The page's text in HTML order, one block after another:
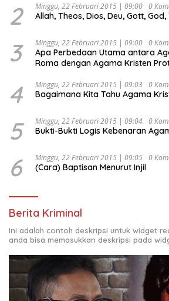
2 Minggu, 22 Februari 2015 | 09:00 0
Allah, Theos, Dios, Deu, Gott, God,
3 Minggu, 22 Februari 2015 | 09:00 0
Apa Perbedaan Utama antara
Roma dengan Agama Kristen
4 Minggu, 22 Februari 2015 | 09:03 0
Bagaimana Kita Tahu Agama
5 Minggu, 22 Februari 2015 | 09:04 0
Bukti-Bukti Logis Kebenaran
6 Minggu, 22 Februari 2015 | 09:05 0
(Cara) Baptisan Menurut Injil
Berita Kriminal
Ini adalah contoh deskripsi untuk widget
anda bisa memasukkan deskripsi pada